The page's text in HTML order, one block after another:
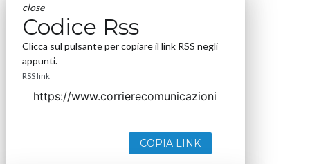
close
Codice Rss
Clicca sul pulsante per copiare il link RSS negli
appunti.
RSS link
COPIA LINK